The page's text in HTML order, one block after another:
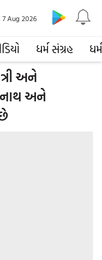
ધર્મ સંગ્રહ ધર્મ
7 Aug 2026
અને
અને